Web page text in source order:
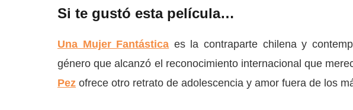
Si te gustó esta película…
Una Mujer Fantástica es la contraparte chilena y
género que alcanzó el reconocimiento internacional que
Pez ofrece otro retrato de adolescencia y amor fuera de los